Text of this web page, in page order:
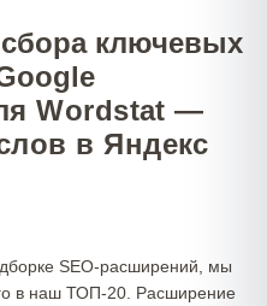
ключевых
Wordstat —
в Яндекс
SEO-расширений, мы
в наш ТОП-20. Расширение